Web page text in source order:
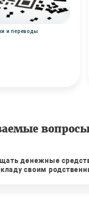
и переводы
денежные
своим